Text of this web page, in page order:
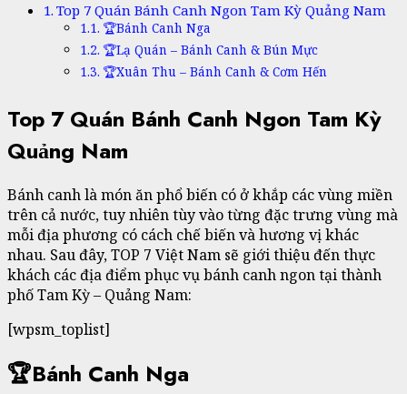
Top 7 Quán Bánh Canh Ngon Tam Kỳ Quảng Nam
🏆Bánh Canh Nga
🏆Lạ Quán – Bánh Canh & Bún Mực
🏆Xuân Thu – Bánh Canh & Cơm Hến
Top 7 Quán Bánh Canh Ngon Tam Kỳ
Quảng Nam
Bánh canh là món ăn phổ biến có ở khắp các vùng miền
trên cả nước, tuy nhiên tùy vào từng đặc trưng vùng mà
mỗi địa phương có cách chế biến và hương vị khác
nhau. Sau đây, TOP 7 Việt Nam sẽ giới thiệu đến thực
khách các địa điểm phục vụ bánh canh ngon tại thành
phố Tam Kỳ – Quảng Nam:
[wpsm_toplist]
🏆Bánh Canh Nga